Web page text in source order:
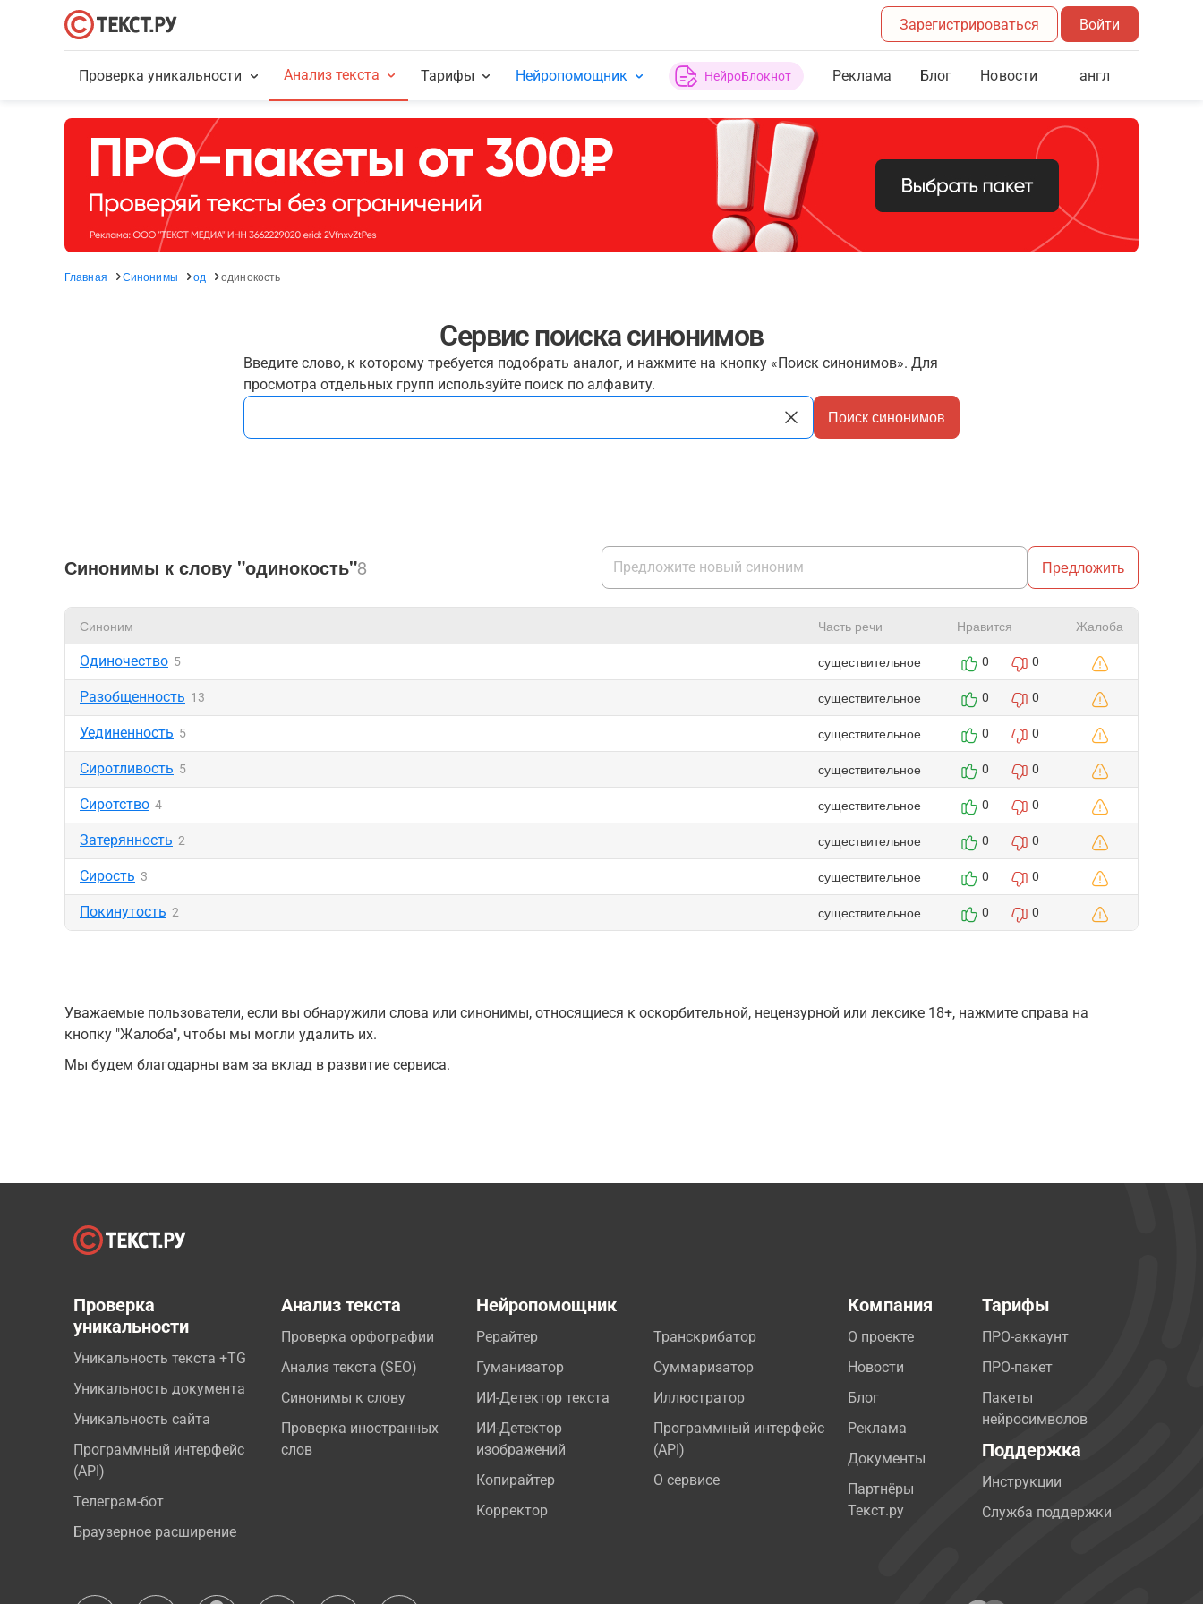
Зарегистрироваться Войти
Проверка уникальности Анализ текста Тарифы Нейропомощник НейроБлокнот Реклама Блог Новости англ
Главная Синонимы од одинокость
Сервис поиска синонимов
Введите слово, к которому требуется подобрать аналог, и нажмите на кнопку «Поиск синонимов». Для
просмотра отдельных групп используйте поиск по алфавиту.
Поиск синонимов
Синонимы к слову "одинокость"8 Предложить
Синоним Часть речи Нравится Жалоба
Одиночество 5 существительное 0 0
Разобщенность 13 существительное 0 0
Уединенность 5 существительное 0 0
Сиротливость 5 существительное 0 0
Сиротство 4 существительное 0 0
Затерянность 2 существительное 0 0
Сирость 3 существительное 0 0
Покинутость 2 существительное 0 0
Уважаемые пользователи, если вы обнаружили слова или синонимы, относящиеся к оскорбительной, нецензурной или лексике 18+, нажмите справа на
кнопку "Жалоба", чтобы мы могли удалить их.
Мы будем благодарны вам за вклад в развитие сервиса.
Проверка
уникальности
Уникальность текста +TG
Уникальность документа
Уникальность сайта
Программный интерфейс
(API)
Телеграм-бот
Браузерное расширение
Анализ текста
Проверка орфографии
Анализ текста (SEO)
Синонимы к слову
Проверка иностранных
слов
Нейропомощник
Рерайтер
Гуманизатор
ИИ-Детектор текста
ИИ-Детектор
изображений
Копирайтер
Корректор
Транскрибатор
Суммаризатор
Иллюстратор
Программный интерфейс
(API)
О сервисе
Компания
О проекте
Новости
Блог
Реклама
Документы
Партнёры
Текст.ру
Тарифы
ПРО-аккаунт
ПРО-пакет
Пакеты
нейросимволов
Поддержка
Инструкции
Служба поддержки